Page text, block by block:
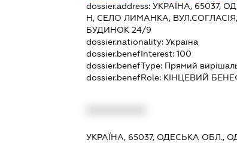
dossier.address: УКРАЇНА, 65037,
Н, СЕЛО ЛИМАНКА,
БУДИНОК 24/9
dossier.nationality: Україна
dossier.benefInterest: 100
dossier.benefType: Прямий
dossier.benefRole: КІНЦЕВИЙ
УКРАЇНА, 65037, ОДЕСЬКА ОБЛ.,